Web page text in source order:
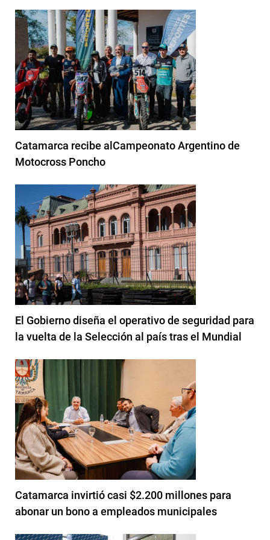
Catamarca recibe alCampeonato Argentino de
Motocross Poncho
El Gobierno diseña el operativo de seguridad para
la vuelta de la Selección al país tras el Mundial
Catamarca invirtió casi $2.200 millones para
abonar un bono a empleados municipales